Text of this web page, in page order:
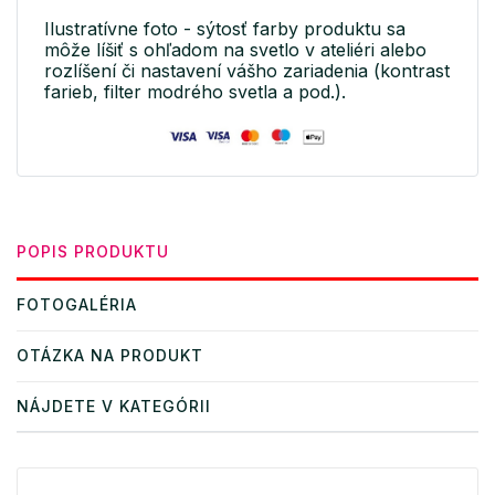
Ilustratívne foto - sýtosť farby produktu sa
môže líšiť s ohľadom na svetlo v ateliéri alebo
rozlíšení či nastavení vášho zariadenia (kontrast
farieb, filter modrého svetla a pod.).
POPIS PRODUKTU
FOTOGALÉRIA
OTÁZKA NA PRODUKT
NÁJDETE V KATEGÓRII